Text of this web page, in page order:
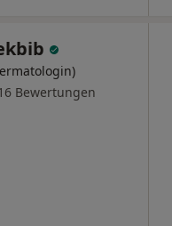
Bewertungen